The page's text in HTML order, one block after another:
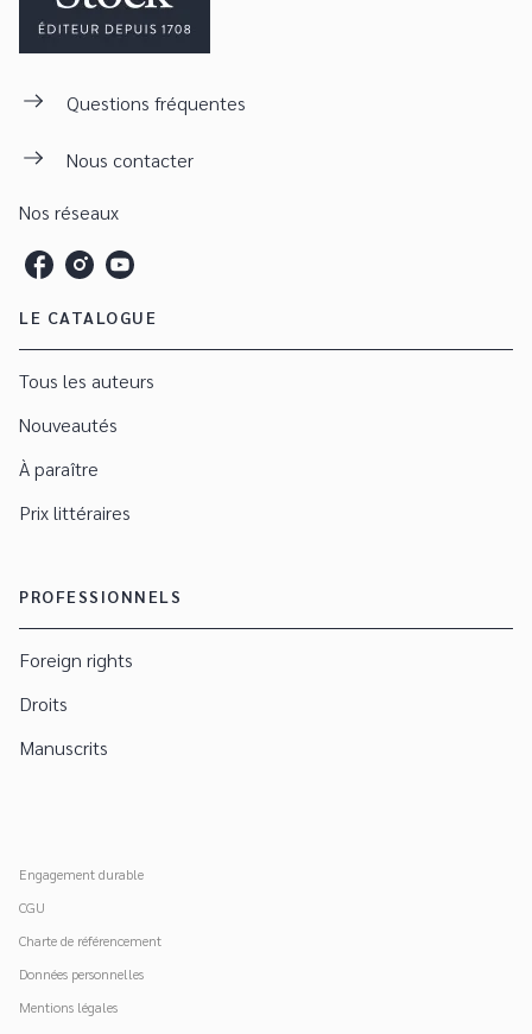
Questions fréquentes
Nous contacter
Nos réseaux
LE CATALOGUE
Tous les auteurs
Nouveautés
À paraître
Prix littéraires
PROFESSIONNELS
Foreign rights
Droits
Manuscrits
Engagement durable
CGU
Charte de référencement
Données personnelles
Mentions légales